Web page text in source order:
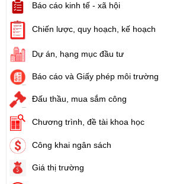
Tên:
(Nghị định Quy định về giá đất)
Ngày ban hành: (21/08/2024)
Số:31/2024/QH15
Tên:
Ngày ban hành: (21/08/2024)
Số:
Tên:
(Nghị định Quy định về bồi thường, hỗ
Nhà nước thu hồi đất)
Ngày ban hành: (21/08/2024)
Báo cáo kinh tế - xã hội
Chiến lược, quy hoạch, kế hoạch
Dự án, hạng mục đầu tư
Báo cáo và Giấy phép môi trường
Đấu thầu, mua sắm công
Chương trình, đề tài khoa học
Công khai ngân sách
Giá thị trường